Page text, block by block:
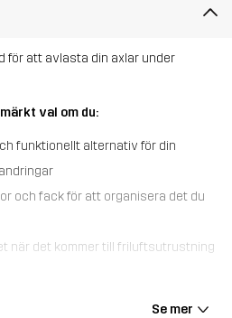
för att avlasta din axlar under
val om du:
funktionellt alternativ för din
och fack för att organisera det du
när det kommer till friluftsutrustning
väskan erbjuder gott omSe mer